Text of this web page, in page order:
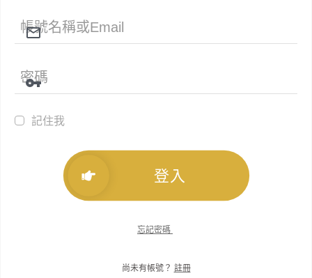
記住我
登入
忘記密碼
尚未有帳號？ 註冊